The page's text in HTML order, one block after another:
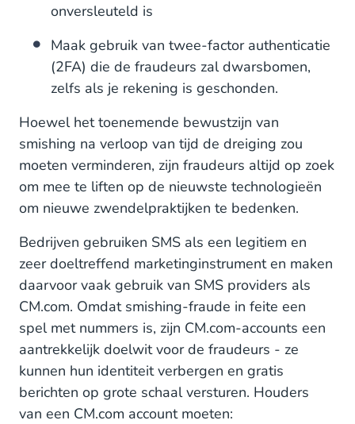
onversleuteld is
Maak gebruik van twee-factor authenticatie
(2FA) die de fraudeurs zal dwarsbomen,
zelfs als je rekening is geschonden.
Hoewel het toenemende bewustzijn van
smishing na verloop van tijd de dreiging zou
moeten verminderen, zijn fraudeurs altijd op zoek
om mee te liften op de nieuwste technologieën
om nieuwe zwendelpraktijken te bedenken.
Bedrijven gebruiken SMS als een legitiem en
zeer doeltreffend marketinginstrument en maken
daarvoor vaak gebruik van SMS providers als
CM.com. Omdat smishing-fraude in feite een
spel met nummers is, zijn CM.com-accounts een
aantrekkelijk doelwit voor de fraudeurs - ze
kunnen hun identiteit verbergen en gratis
berichten op grote schaal versturen. Houders
van een CM.com account moeten: